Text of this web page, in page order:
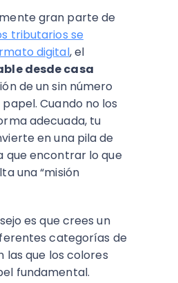
gran parte de
tributarios se
digital, el
desde casa
de un sin número
Cuando no los
adecuada, tu
en una pila de
que encontrar lo que
una “misión
es que crees un
categorías de
las que los colores
fundamental.